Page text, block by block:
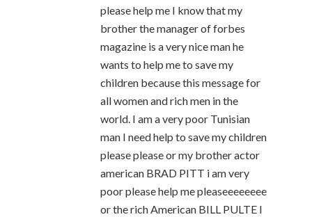
please help me I know that my
brother the manager of forbes
magazine is a very nice man he
wants to help me to save my
children because this message for
all women and rich men in the
world. I am a very poor Tunisian
man I need help to save my children
please please or my brother actor
american BRAD PITT i am very
poor please help me pleaseeeeeeee
or the rich American BILL PULTE I